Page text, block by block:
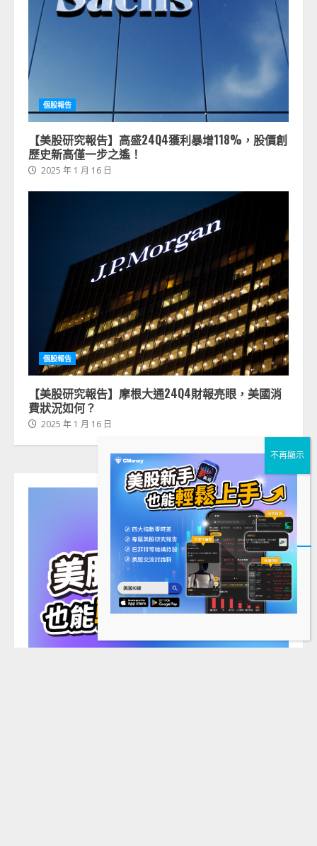
個股報告
【美股研究報告】高盛24Q4獲利暴增118%，股價創
歷史新高僅一步之遙！
2025 年 1 月 16 日
個股報告
【美股研究報告】摩根大通24Q4財報亮眼，美國消
費狀況如何？
2025 年 1 月 16 日